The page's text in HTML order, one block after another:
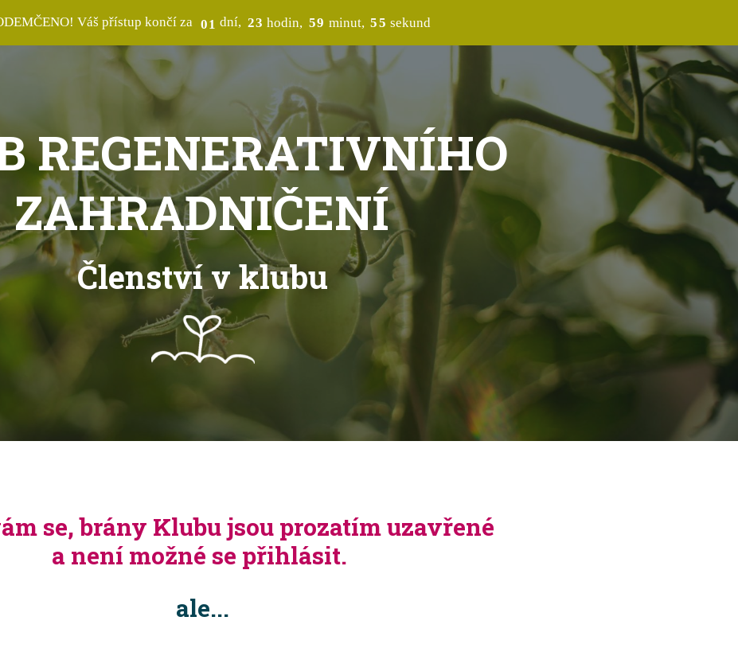
Váš přístup končí za 01 dní 23 hodin 59 minut 54 sekund
REGENERATIVNÍHO
ZAHRADNIČENÍ
Členství v klubu
se, brány Klubu jsou prozatím uzavřené
a není možné se přihlásit.
ale...